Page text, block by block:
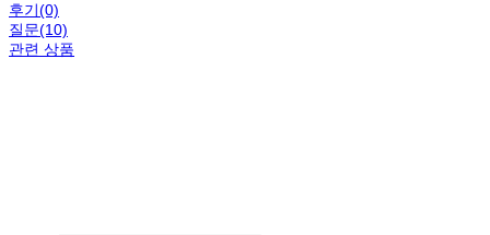
후기(0)
질문(10)
관련 상품